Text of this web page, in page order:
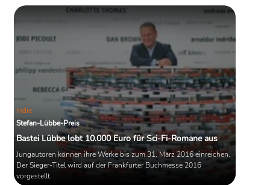
Indie
Stefan-Lübbe-Preis
Bastei Lübbe lobt 10.000 Euro für Sci-Fi-Romane aus
Jungautoren können ihre Werke bis zum 31. März 2016 einreichen.
Der Sieger-Titel wird auf der Frankfurter Buchmesse 2016
vorgestellt.